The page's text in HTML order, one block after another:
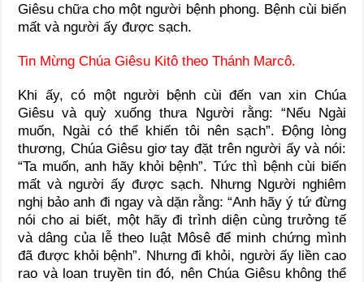
Giêsu chữa cho một người bệnh phong. Bệnh cùi biến
mất và người ấy được sạch.
Tin Mừng Chúa Giêsu Kitô theo Thánh Marcô.
Khi ấy, có một người bệnh cùi đến van xin Chúa
Giêsu và quỳ xuống thưa Người rằng: “Nếu Ngài
muốn, Ngài có thể khiến tôi nên sạch”. Ðộng lòng
thương, Chúa Giêsu giơ tay đặt trên người ấy và nói:
“Ta muốn, anh hãy khỏi bệnh”. Tức thì bệnh cùi biến
mất và người ấy được sạch. Nhưng Người nghiêm
nghị bảo anh đi ngay và dặn rằng: “Anh hãy ý tứ đừng
nói cho ai biết, một hãy đi trình diện cùng trưởng tế
và dâng của lễ theo luật Môsê để minh chứng mình
đã được khỏi bệnh”. Nhưng đi khỏi, người ấy liền cao
rao và loan truyền tin đó, nên Chúa Giêsu không thể